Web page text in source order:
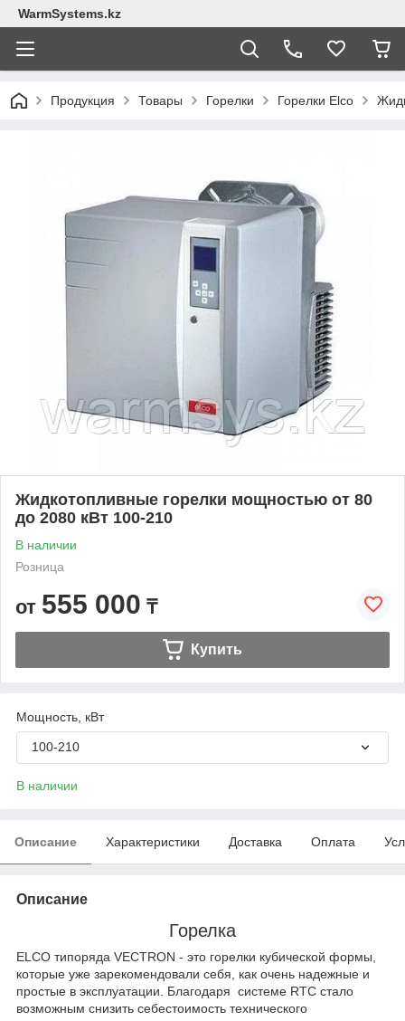
WarmSystems.kz
Продукция Товары Горелки Горелки Elco
Жидкотопливные горелки мощностью от 80
до 2080 кВт 100-210
В наличии
Розница
от 555 000 ₸
Купить
Мощность, кВт
100-210
В наличии
Описание Характеристики Доставка Оплата
Описание
Горелка
ELCO типоряда VECTRON - это горелки кубической формы,
которые уже зарекомендовали себя, как очень надежные и
простые в эксплуатации. Благодаря системе RTC стало
возможным снизить себестоимость технического